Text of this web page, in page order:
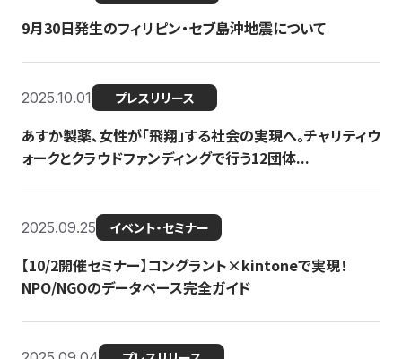
9月30日発生のフィリピン・セブ島沖地震について
2025.10.01 プレスリリース
あすか製薬、女性が「飛翔」する社会の実現へ。チャリティウ
ォークとクラウドファンディングで行う12団体...
2025.09.25 イベント・セミナー
【10/2開催セミナー】コングラント×kintoneで実現！
NPO/NGOのデータベース完全ガイド